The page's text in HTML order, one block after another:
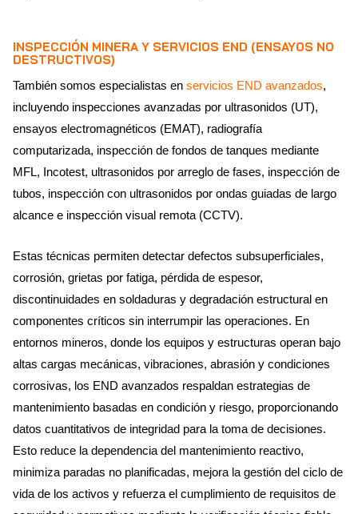
INSPECCIÓN MINERA Y SERVICIOS END (ENSAYOS NO
DESTRUCTIVOS)
También somos especialistas en servicios END avanzados,
incluyendo inspecciones avanzadas por ultrasonidos (UT),
ensayos electromagnéticos (EMAT), radiografía
computarizada, inspección de fondos de tanques mediante
MFL, Incotest, ultrasonidos por arreglo de fases, inspección de
tubos, inspección con ultrasonidos por ondas guiadas de largo
alcance e inspección visual remota (CCTV).
Estas técnicas permiten detectar defectos subsuperficiales,
corrosión, grietas por fatiga, pérdida de espesor,
discontinuidades en soldaduras y degradación estructural en
componentes críticos sin interrumpir las operaciones. En
entornos mineros, donde los equipos y estructuras operan bajo
altas cargas mecánicas, vibraciones, abrasión y condiciones
corrosivas, los END avanzados respaldan estrategias de
mantenimiento basadas en condición y riesgo, proporcionando
datos cuantitativos de integridad para la toma de decisiones.
Esto reduce la dependencia del mantenimiento reactivo,
minimiza paradas no planificadas, mejora la gestión del ciclo de
vida de los activos y refuerza el cumplimiento de requisitos de